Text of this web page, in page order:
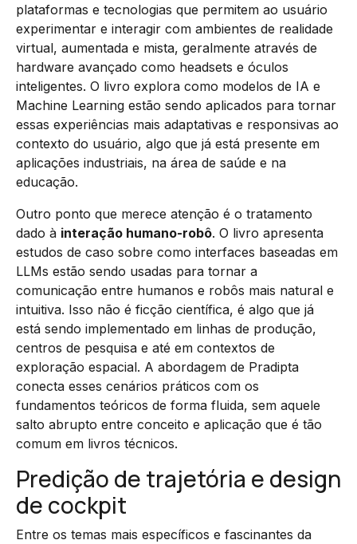
plataformas e tecnologias que permitem ao usuário
experimentar e interagir com ambientes de realidade
virtual, aumentada e mista, geralmente através de
hardware avançado como headsets e óculos
inteligentes. O livro explora como modelos de IA e
Machine Learning estão sendo aplicados para tornar
essas experiências mais adaptativas e responsivas ao
contexto do usuário, algo que já está presente em
aplicações industriais, na área de saúde e na
educação.
Outro ponto que merece atenção é o tratamento
dado à interação humano-robô. O livro apresenta
estudos de caso sobre como interfaces baseadas em
LLMs estão sendo usadas para tornar a
comunicação entre humanos e robôs mais natural e
intuitiva. Isso não é ficção científica, é algo que já
está sendo implementado em linhas de produção,
centros de pesquisa e até em contextos de
exploração espacial. A abordagem de Pradipta
conecta esses cenários práticos com os
fundamentos teóricos de forma fluida, sem aquele
salto abrupto entre conceito e aplicação que é tão
comum em livros técnicos.
Predição de trajetória e design
de cockpit
Entre os temas mais específicos e fascinantes da